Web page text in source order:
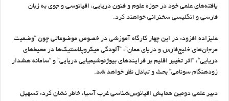
یافته‌های علمی خود در حوزه علوم و فنون دریایی، اقیانوسی و جوی به زبان
فارسی و انگلیسی سخنرانی خواهند کرد.
علیزاده افزود: در این چهار کارگاه آموزشی در خصوص موضوعاتی چون “وضعیت
مرجان‌های خلیج‌فارس و دریای عمان”، “آلودگی میکروپلاستیک‌ها در محیط‌های
دریایی”، “اثر تغییر اقلیم بر فرایندهای بیوژئوشیمیایی دریایی” و “سامانه هشدار
زودهنگام سونامی” بحث و تبادل نظر خواهد شد.
دبیر علمی دومین همایش اقیانوس‌شناسی غرب آسیا، خاطر نشان کرد: تسهیل